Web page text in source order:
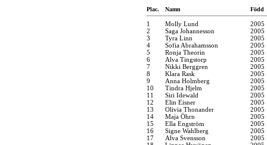
Plac. Namn Född
1 Molly Lund
2005
2
Saga Johannesson
2005
3
Tyra Linn
2005
4
Sofia Abrahamsson
2005
5
Ronja Theorin
2005
6
Alva Tingstorp
2005
7
Nikki Berggren
2005
8
Klara Rask
2005
9
Anna Holmberg
2005
10
Tindra Hjelm
2005
11
Siri Idewald
2005
12
Elin Eisner
2005
13
Olivia Thonander
2005
14
Maja Öhrn
2005
15
Ella Engström
2005
16
Signe Wahlberg
2005
17
Alva Svensson
2005